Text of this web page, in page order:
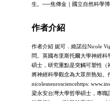
生。──焦傳金｜國立自然科學
作者介紹
作者介紹 妮可．維諾拉Nicole
問。英國布里斯托爾大學神經
碩士，研究重點是突觸可塑性
將神經科學觀念為大眾所熟知。
nicolesneurosciencehttps:
梁永安台灣大學哲學碩士，專